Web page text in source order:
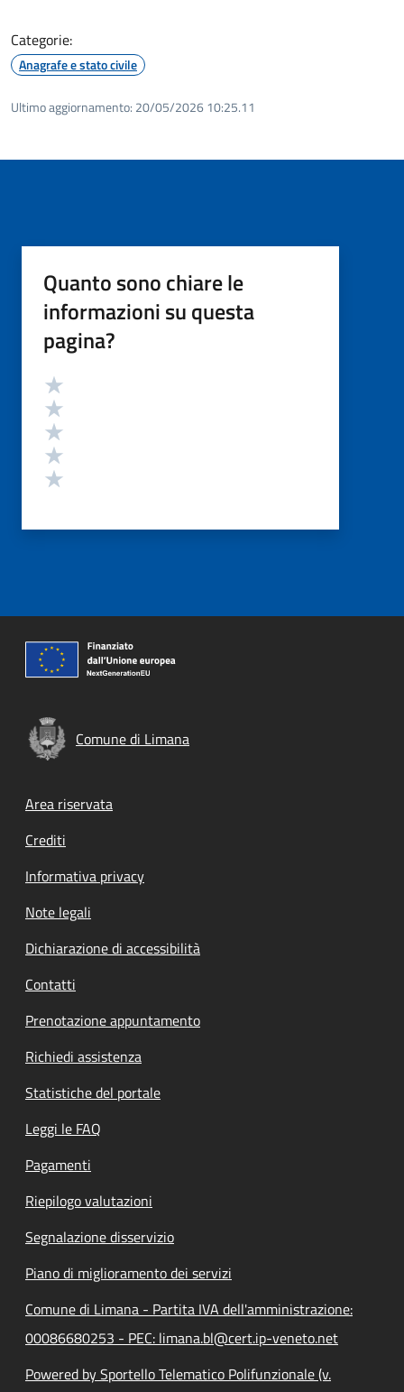
Categorie:
Anagrafe e stato civile
Ultimo aggiornamento: 20/05/2026 10:25.11
Quanto sono chiare le
informazioni su questa
pagina?
Valutazione
Comune di Limana
Footer menu
Area riservata
Crediti
Informativa privacy
Note legali
Dichiarazione di accessibilità
Contatti
Prenotazione appuntamento
Richiedi assistenza
Statistiche del portale
Leggi le FAQ
Pagamenti
Riepilogo valutazioni
Segnalazione disservizio
Piano di miglioramento dei servizi
Comune di Limana - Partita IVA dell'amministrazione:
00086680253 - PEC: limana.bl@cert.ip-veneto.net
Powered by Sportello Telematico Polifunzionale (v.